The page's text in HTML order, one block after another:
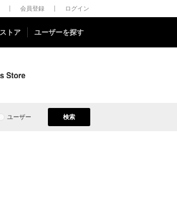
会員登録 ログイン
ストア ユーザーを探す
ユーザー 検索